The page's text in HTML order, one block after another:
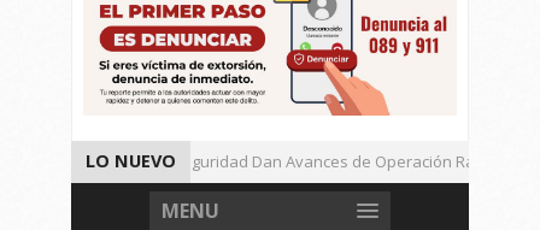
LO NUEVO
Autoridades de Seguridad Dan Avances de Operación Rastrillo.
Gran Festival de Música Electrónica en Festival Cultural de
MENU